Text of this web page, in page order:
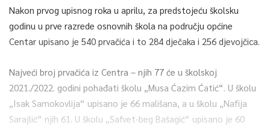
Nakon prvog upisnog roka u aprilu, za predstojeću školsku
godinu u prve razrede osnovnih škola na području općine
Centar upisano je 540 prvačića i to 284 dječaka i 256 djevojčica.
Najveći broj prvačića iz Centra – njih 77 će u školskoj
2021./2022. godini pohađati školu „Musa Ćazim Ćatić“. U školu
„Isak Samokovlija“ upisano je 66 mališana, a u školu „Nafija
Sarajlić“ njih 61. U školu „Safvet-beg Bašagić“ upisano je 60